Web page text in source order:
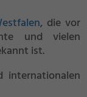
, die vor
und vielen
ist.